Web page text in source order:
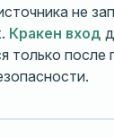
не
Кракен вход
только после